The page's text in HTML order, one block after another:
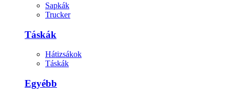
Sapkák
Trucker
Táskák
Hátizsákok
Táskák
Egyébb